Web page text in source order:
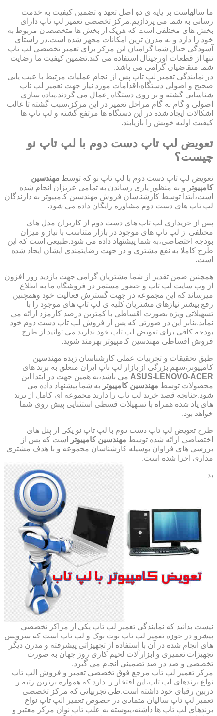
ما سالهاست بر پایه ی دو اصل تعهد و تضمین کیفیت به خدمت
رسانی به شما می پردازیم.مرکز تخصصی تعمیر لپ تاپ دارای
بخش های مختلفی است که هریک از بخش ها متخصصان مربوط به
خود را دارد و به مدرن ترین امکانات مجهز شده است.در راستای
آسودگی خیال شما گرامیان این مرکز برای تعمیر تخصصی لپ تاپ
تنها از قطعات اورجینال استفاده می کند.تضمین کیفیت ما رضایت
شما متقاضیان گرامی می باشد.
در نمایندگی تعمیر لپ تاپ پس از انجام عملیات مرتبط با عیب یابی
صحیح و اصولی دستگاه،اقدامات مورد نیاز جهت تعمیر لپ تاپ
شناسایی گشته و بر روی دستگاه اِعمال می گردند.پیاده سازی
اصولی و گام به گام مراحل تعمیر در این مرکز،سبب گشته تا غالب
اشکالات ایجاد شده در این دستگاه ها مرتفع گشته و لپ تاپ ها
کیفیت اولیه خویش را بازیابند.
تعویض لپ تاپ دست دوم با لپ تاپ نو
چیست؟
تعویض لپ تاپ دست دوم با لپ تاپ نو که توسط مهندسین
کامپیوتر و به منظور یاری رساندن به تمامی عزیزان انجام شده
است،ابتدا توسط کارشناسان فروش مهندسین کامپیوتر به دارندگان
لپ تاپ های دست دوم مشاوره رایگان داده می شود.
پس از خریداری لپ تاپ های دست دوم از کاربران مدل های
مختلفی از لپ تاپ های موجود در بازار متناسب با نیاز و میزان
بودجه اختصاصی،به شما پیشنهاد داده می شود.طبیعی است که این
طرح کاملا به نفع مشتری و در جهت رضایتمندی ایشان ایجاد شده
است.
همچنین ضمن تقدیر از شما مشتریان گرامی جهت بازدید روز افزون
از وب سایت لپ تاپ و حضور مستمر در فروشگاه ما به اطلاع
میرساند که این مجموعه در جهت گسترش فعالیت خود وهمچنین
رفع بیشتر نیازهای مشتریان کلیه ی لپ تاپ های موجود را با
تسهیلاتی ویژه بصورت اقساطی با کمترین درصد کارمزد ارائه می
نماید.بنابر این در صورتی که پس از فروش لپ تاپ دست دوم خود
بودجه کافی برای تعویض لپ تاپ خود ندارید می توانید از طرح
فروش اقساطی مهندسین کامپیوتر بهرمند شوید.
طبق تحقیقات و تجربیات عملی کارشناسان زبده مهندسین
کامپیوتر،سهم بزرگی از بازار لپ تاپ ایران متعلق به برند های
ASUS-LENOVO-ACER می باشد،به همین جهت در ابتدا این
محصولات توسط مهندسین کامپیوتر به شما پیشنهاد داده می
شود.چنانچه قصد خرید لپ تاپ را دارید مجموعه ای کامل از برند
های یاد شده همراه با تسهیلات قسطی استثنایی پیش روی شما
خواهد بود.
طرح تعویض لپ تاپ دست دوم با لپ تاپ نو یکی از پنل های
اختصاصی ارائه شده توسط مهندسین کامپیوتر
است که پس از
بررسی های فراوان بوسیله کارشناسان مجموعه و با هدف مشتری
مداری اجرا شده است.
بد
نیست بدانید که نمایندگی تعمیر لپ تاپ یکی از مراکز تخصصی
پیشرو در حوزه تعمیر لپ تاپ نوت بوک و لپ تاپ است که سرویس
های انجام شده در آن با استفاده از تجهیزاتی پیشرفته و مدرن دیگر
تجهیزات تعمیری و ابزارآلات لحیم کاری روز جهان به صورت
تخصصی و صد در صد تضمینی انجام می گیرد.
مرکز تعمیر لپ تاپ مرجع فوق تخصصی تعمیر و فروش الپ تاپ
نواع برندهای لپ تاپ،این افتخار را دارد که همواره برترین رتبه را
دربین رقبای خود داشته است.طی تجربیاتی که مرکز تخصصی
تعمیر لپ تاپ سالیان متمادی در خصوص تعمیر الپ تاپ نواع
برندهای لپ تاپ ها داشته،پیوسته به علپ تاپ نوان مرکز معتبر و